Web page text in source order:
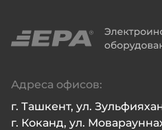
Адреса офисов:
г. Ташкент, ул.
г. Коканд, ул.